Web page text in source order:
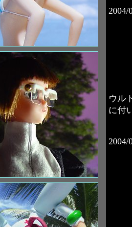
2004/
ウル
に付
2004/